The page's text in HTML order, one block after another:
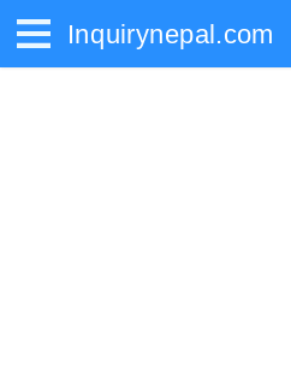
Inquirynepal.com